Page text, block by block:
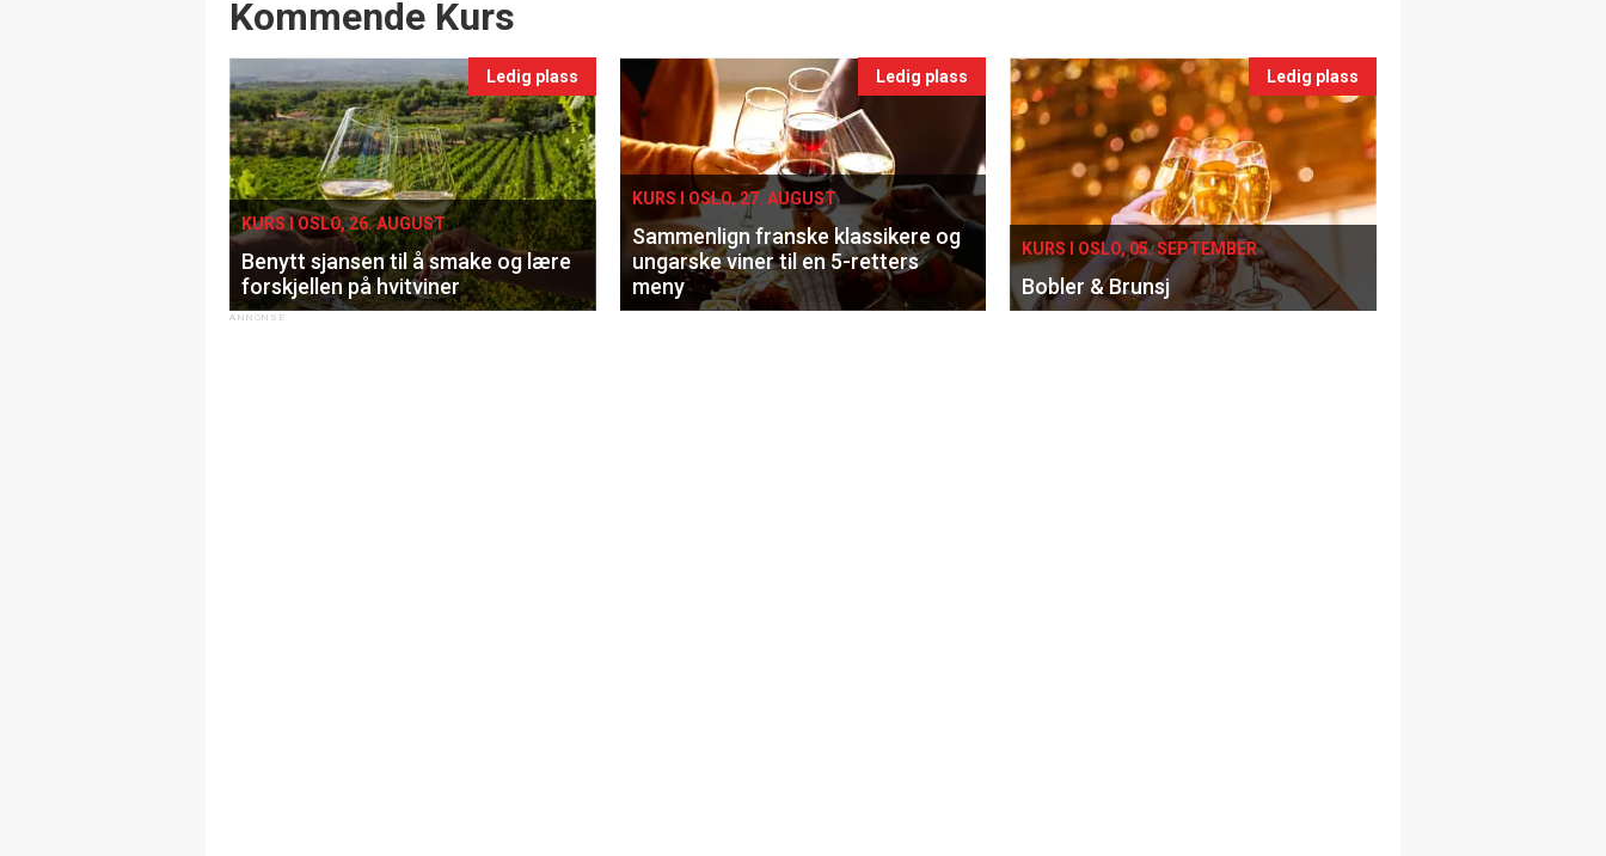
Events
Kommende Kurs
Ledig plass
KURS I OSLO, 26. AUGUST
Benytt sjansen til å smake og lære
forskjellen på hvitviner
Ledig plass
KURS I OSLO, 27. AUGUST
Sammenlign franske klassikere og
ungarske viner til en 5-retters
meny
Ledig plass
KURS I OSLO, 05. SEPTEMBER
Bobler & Brunsj